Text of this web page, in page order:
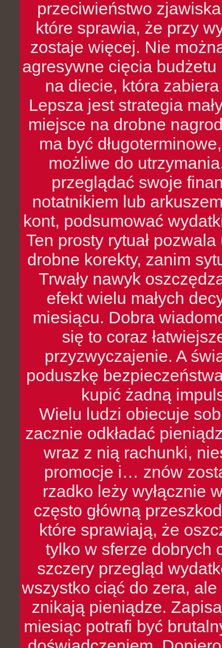
przeciwieństwo
które sprawia, że przy
zostaje więcej. Nie
agresywne cięcia
na diecie, która
Lepsza jest strategia
miejsce na drobne
ma być
możliwe do
przeglądać swoje
notatnikiem lub
kont, podsumować
Ten prosty rytuał
drobne korekty, zanim
Trwały nawyk
efekt wielu małych
miesiącu. Dobra
się to coraz
przyzwyczajenie. A
poduszkę
kupić żadną
Wielu ludzi obiecuje
zacznie odkładać
wraz z nią rachunki,
promocje i… znów
rzadko leży wyłącznie
często główną
które sprawiają, że
tylko w sferze dobrych
szczery przegląd
wszystko ciąć do zera,
znikają pieniądze.
miesiąc potrafi być